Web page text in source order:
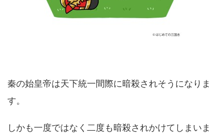
秦の始皇帝は天下統一間際に暗殺されそうになりま
す。
しかも一度ではなく二度も暗殺されかけてしまいま